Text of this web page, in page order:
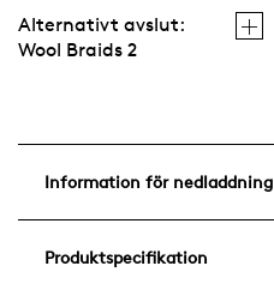
Alternativt avslut:
Wool Braids 2
Information för nedladdning
Produktspecifikation